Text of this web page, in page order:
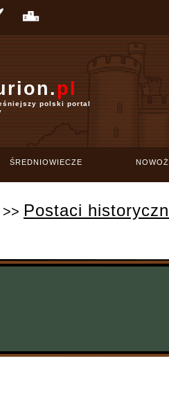
pl
polski portal
ŚREDNIOWIECZE
>> Postaci